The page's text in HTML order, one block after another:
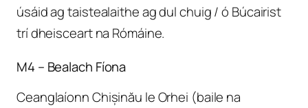
úsáid ag taistealaithe ag dul chuig / ó Búcairist
trí dheisceart na Rómáine.
M4 – Bealach Fíona
Ceanglaíonn Chișinău le Orhei (baile na